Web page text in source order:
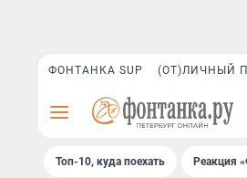
ФОНТАНКА SUP (ОТ)ЛИЧНЫЙ
Топ-10, куда поехать Реакция